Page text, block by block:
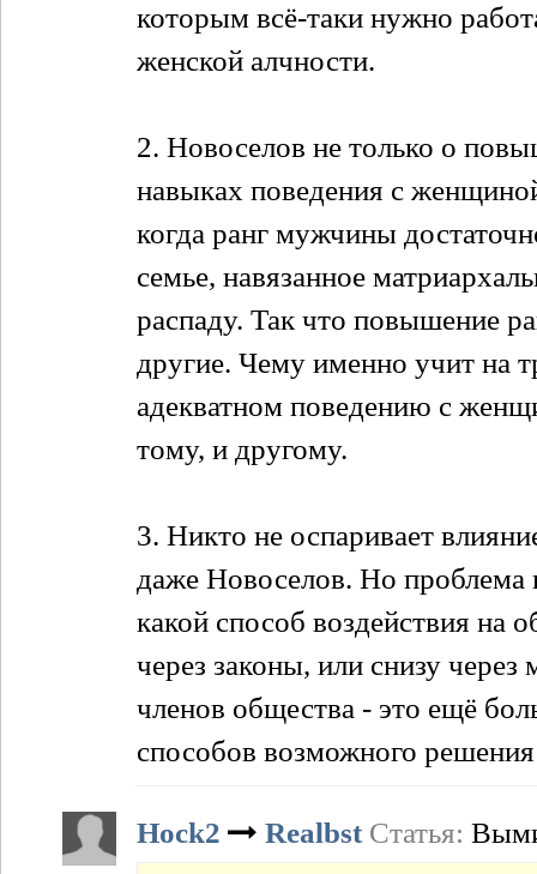
которым всё-таки нужно
женской алчности.
2. Новоселов не только о
навыках поведения с
когда ранг мужчины
семье, навязанное
распаду. Так что повышение
другие. Чему именно учит на
адекватном поведению с
тому, и другому.
3. Никто не оспаривает
даже Новоселов. Но проблема
какой способ воздействия на
через законы, или снизу
членов общества - это ещё
способов возможного
Hock2 Realbst Статья: